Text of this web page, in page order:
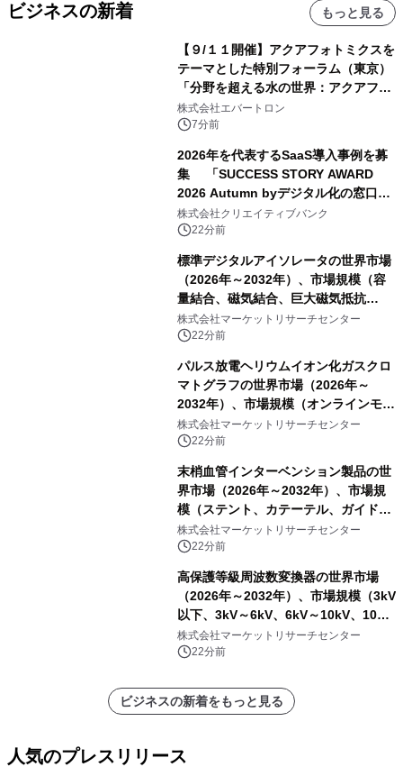
ビジネスの新着 もっと見る
【９/１１開催】アクアフォトミクスを
テーマとした特別フォーラム（東京）
「分野を超える水の世界：アクアフォ
トミクスが切り拓く新しい科学の地
平」を開催
株式会社エバートロン
7分前
2026年を代表するSaaS導入事例を募
集 「SUCCESS STORY AWARD
2026 Autumn byデジタル化の窓口」
開催
株式会社クリエイティブバンク
22分前
標準デジタルアイソレータの世界市場
（2026年～2032年）、市場規模（容
量結合、磁気結合、巨大磁気抵抗
（GMR））・分析レポートを発表
株式会社マーケットリサーチセンター
22分前
パルス放電ヘリウムイオン化ガスクロ
マトグラフの世界市場（2026年～
2032年）、市場規模（オンラインモニ
タリング型、ラボラトリー型）・分析
レポートを発表
株式会社マーケットリサーチセンター
22分前
末梢血管インターベンション製品の世
界市場（2026年～2032年）、市場規
模（ステント、カテーテル、ガイドワ
イヤー、シース、下大静脈フィルタ
ー、その他）・分析レポートを発表
株式会社マーケットリサーチセンター
22分前
高保護等級周波数変換器の世界市場
（2026年～2032年）、市場規模（3kV
以下、3kV～6kV、6kV～10kV、10kV
超）・分析レポートを発表
株式会社マーケットリサーチセンター
22分前
ビジネスの新着をもっと見る
人気のプレスリリース